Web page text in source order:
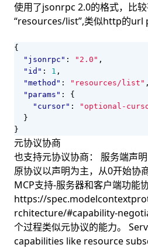
使用了jsonrpc 2.0的格式，比
“resources/list”,类似http的url
{
"jsonrpc" : "2.0" ,
"id" : 1 ,
"method" : "resources/list" ,
"params" :
{
"cursor" :
"optional-
}
}
元协议协商
也支持元协议协商： 服务端声
原协议以声明为主，从0开始协
MCP支持-服务器和客户端功能协
https://
rchitecture/#capability-
个过程类似元协议的能力。
capabilities like resource